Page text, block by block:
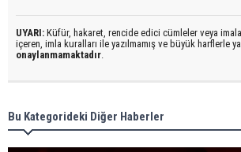
UYARI: Küfür, hakaret, rencide edici cümleler veya
içeren, imla kuralları ile yazılmamış ve büyük harflerle
onaylanmamaktadır.
Bu Kategorideki Diğer Haberler